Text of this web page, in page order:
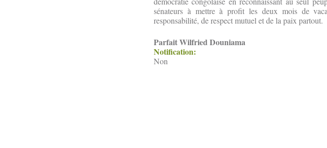
sénateurs à mettre à profit les deux mois de
responsabilité, de respect mutuel et de la paix partout.
Parfait Wilfried Douniama
Notification:
Non